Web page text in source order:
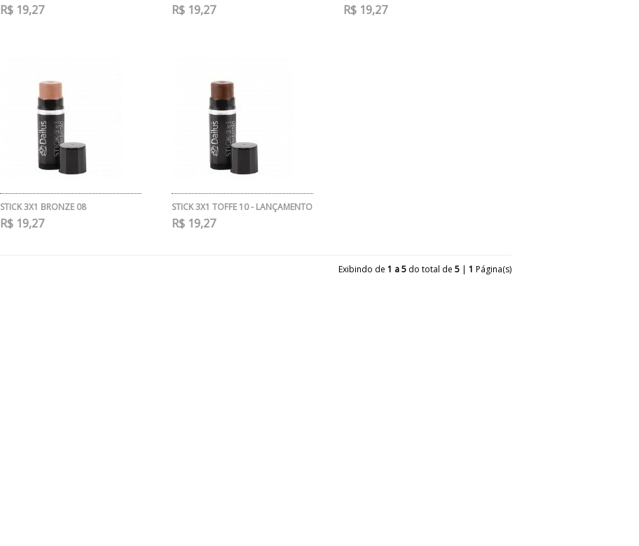
R$ 19,27 R$ 19,27 R$ 19,27
STICK 3X1 BRONZE 08
R$ 19,27
STICK 3X1 TOFFE 10 - LANÇAMENTO
R$ 19,27
Exibindo de 1 a 5 do total de 5 | 1 Página(s)